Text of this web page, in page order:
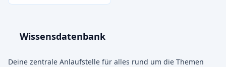
Wissensdatenbank
Deine zentrale Anlaufstelle für alles rund um die Themen